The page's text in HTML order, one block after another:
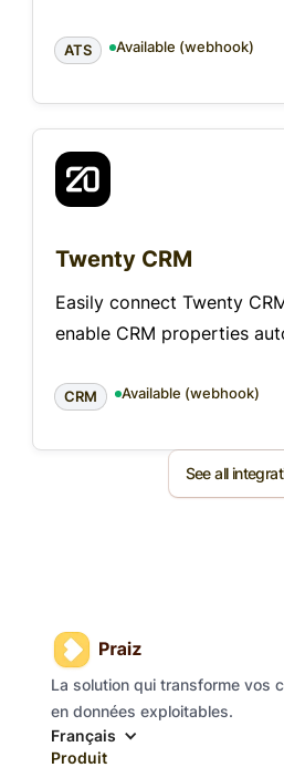
ATS Available (webhook)
Twenty CRM
Easily connect Twenty
enable CRM properties
CRM Available (webhook)
See all
La solution qui transforme vos
en données exploitables.
Français
Produit